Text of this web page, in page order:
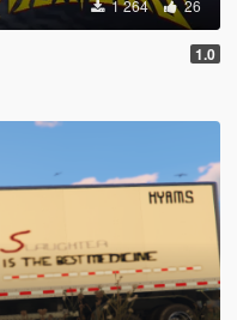
1 264 26
1.0